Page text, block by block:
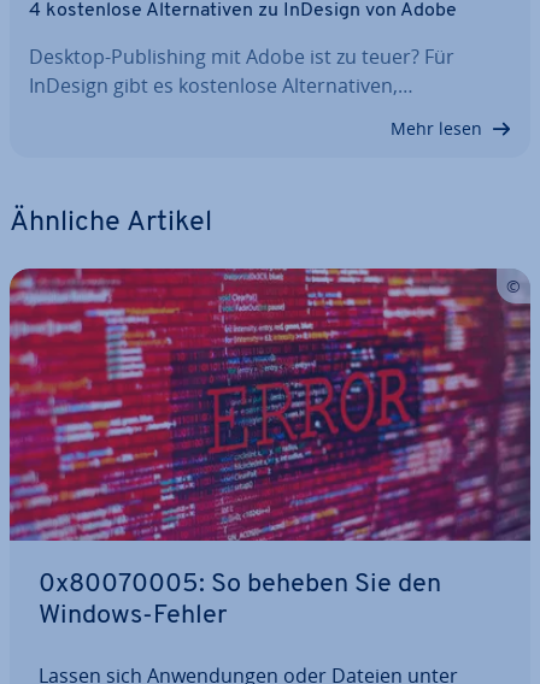
4 kos­ten­lo­se Al­ter­na­ti­ven zu InDesign von Adobe
Desktop-Pu­bli­shing mit Adobe ist zu teuer? Für
InDesign gibt es kos­ten­lo­se Al­ter­na­ti­ven,…
Mehr lesen
Ähnliche Artikel
0x80070005: So beheben Sie den
Windows-Fehler
Lassen sich An­wen­dun­gen oder Dateien unter